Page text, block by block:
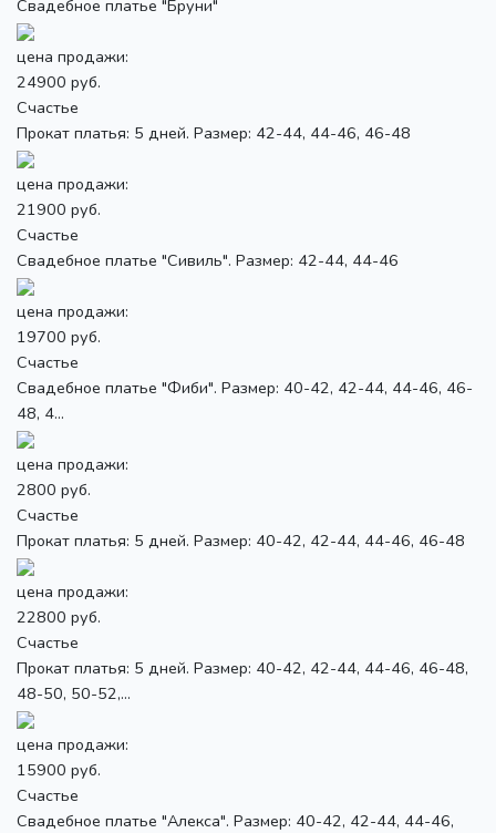
Свадебное платье "Бруни"
цена продажи:
24900 руб.
Счастье
Прокат платья: 5 дней. Размер: 42-44, 44-46, 46-48
цена продажи:
21900 руб.
Счастье
Свадебное платье "Сивиль". Размер: 42-44, 44-46
цена продажи:
19700 руб.
Счастье
Свадебное платье "Фиби". Размер: 40-42, 42-44, 44-46, 46-
48, 4...
цена продажи:
2800 руб.
Счастье
Прокат платья: 5 дней. Размер: 40-42, 42-44, 44-46, 46-48
цена продажи:
22800 руб.
Счастье
Прокат платья: 5 дней. Размер: 40-42, 42-44, 44-46, 46-48,
48-50, 50-52,...
цена продажи:
15900 руб.
Счастье
Свадебное платье "Алекса". Размер: 40-42, 42-44, 44-46,